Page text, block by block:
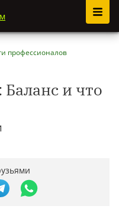
профессионалов
и что